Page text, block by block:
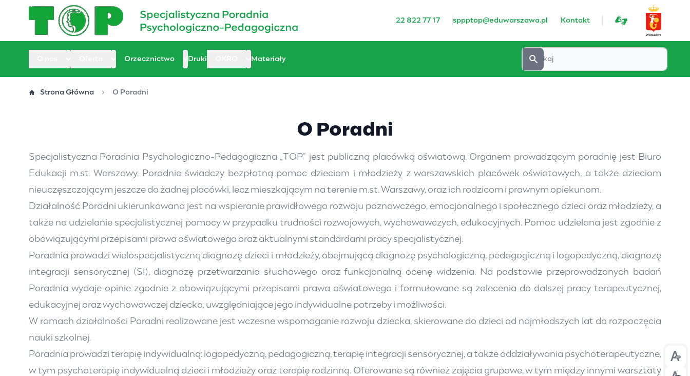
Przejdź
22 822 77 17 sppptop@eduwarszawa.pl Kontakt
Orzecznictwo Druki Materiały
Strona Główna O Poradni
O Poradni
Specjalistyczna Poradnia Psychologiczno-Pedagogiczna „TOP” jest publiczną placówką oświatową. Organem prowadzącym poradnię jest Biuro
Edukacji m.st. Warszawy. Poradnia świadczy bezpłatną pomoc dzieciom i młodzieży z warszawskich placówek oświatowych, a także dzieciom
nieuczęszczającym jeszcze do żadnej placówki, lecz mieszkającym na terenie m.st. Warszawy, oraz ich rodzicom i prawnym opiekunom.
Działalność Poradni ukierunkowana jest na wspieranie prawidłowego rozwoju poznawczego, emocjonalnego i społecznego dzieci oraz młodzieży, a
także na udzielanie specjalistycznej pomocy w przypadku trudności rozwojowych, wychowawczych, edukacyjnych. Pomoc udzielana jest zgodnie z
obowiązującymi przepisami prawa oświatowego oraz aktualnymi standardami pracy specjalistycznej.
Poradnia prowadzi wielospecjalistyczną diagnozę dzieci i młodzieży, obejmującą diagnozę psychologiczną, pedagogiczną i logopedyczną, diagnozę
integracji sensorycznej (SI), diagnozę przetwarzania słuchowego oraz funkcjonalną ocenę widzenia. Na podstawie przeprowadzonych badań
Poradnia wydaje opinie zgodnie z obowiązującymi przepisami prawa oświatowego i formułowane są zalecenia do dalszej pracy terapeutycznej,
edukacyjnej oraz wychowawczej dziecka, uwzględniające jego indywidualne potrzeby i możliwości.
W ramach działalności Poradni realizowane jest wczesne wspomaganie rozwoju dziecka, skierowane do dzieci od najmłodszych lat do rozpoczęcia
nauki szkolnej.
Poradnia prowadzi terapię indywidualną: logopedyczną, pedagogiczną, terapię integracji sensorycznej, a także oddziaływania psychoterapeutyczne,
w tym psychoterapię indywidualną dzieci i młodzieży oraz terapię rodzinną. Oferowane są również zajęcia grupowe, w tym między innymi warsztaty